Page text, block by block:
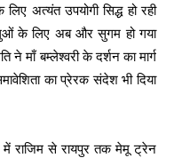
अत्यंत उपयोगी सिद्ध हो रही
के लिए अब और सुगम हो गया
माँ बम्लेश्वरी के दर्शन का मार्ग
का प्रेरक संदेश भी दिया
में राजिम से रायपुर तक मेमू ट्रेन